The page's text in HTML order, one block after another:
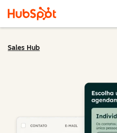
Sales Hub